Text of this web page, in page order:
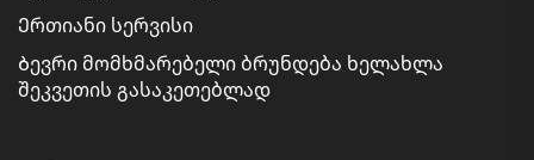
Ერთიანი სერვისი
Ბევრი მომხმარებელი ბრუნდება ხელახლა
შეკვეთის გასაკეთებლად